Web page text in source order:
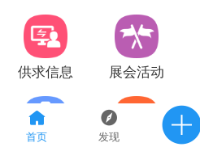
首页 发现
供求信息 展会活动